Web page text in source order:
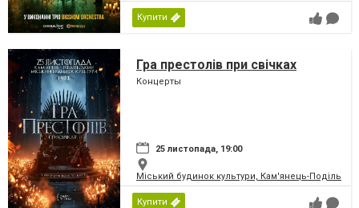
Купити
Гра престолів при свічках
Концерты
25 листопада, 19:00
Міський будинок культури, Кам'янець-
Купити